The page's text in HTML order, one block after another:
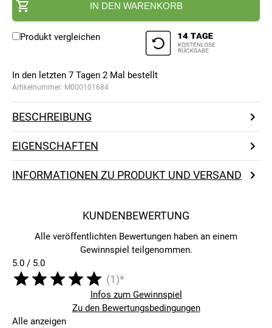
IN DEN WARENKORB
Produkt vergleichen
In den letzten 7 Tagen 2 Mal bestellt
Artikelnummer: M000101684
BESCHREIBUNG
EIGENSCHAFTEN
INFORMATIONEN ZU PRODUKT UND VERSAND
KUNDENBEWERTUNG
Alle veröffentlichten Bewertungen haben an einem
Gewinnspiel teilgenommen.
5.0 / 5.0
(1)*
Infos zum Gewinnspiel
Zu den Bewertungsbedingungen
Alle anzeigen